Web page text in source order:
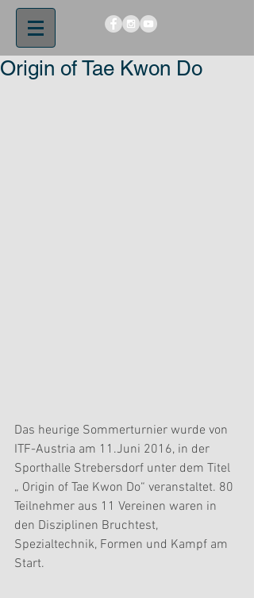
Origin of Tae Kwon Do
Das heurige Sommerturnier wurde von
ITF-Austria am 11.Juni 2016, in der
Sporthalle Strebersdorf unter dem Titel
„ Origin of Tae Kwon Do“ veranstaltet. 80
Teilnehmer aus 11 Vereinen waren in
den Disziplinen Bruchtest,
Spezialtechnik, Formen und Kampf am
Start.